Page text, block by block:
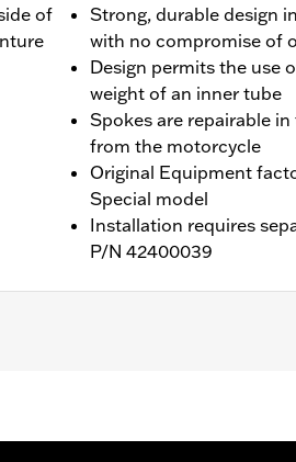
of
Strong, durable design
with no compromise of
Design permits the use
weight of an inner tube
Spokes are repairable
from the motorcycle
Original Equipment
Special model
Installation requires
P/N 42400039